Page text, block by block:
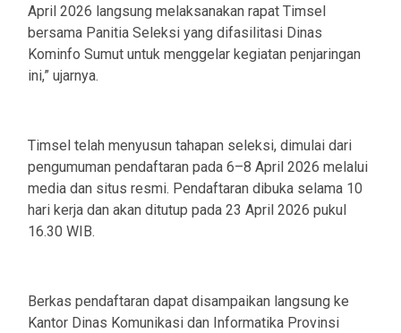
April 2026 langsung melaksanakan rapat Timsel
bersama Panitia Seleksi yang difasilitasi Dinas
Kominfo Sumut untuk menggelar kegiatan penjaringan
ini,” ujarnya.
Timsel telah menyusun tahapan seleksi, dimulai dari
pengumuman pendaftaran pada 6–8 April 2026 melalui
media dan situs resmi. Pendaftaran dibuka selama 10
hari kerja dan akan ditutup pada 23 April 2026 pukul
16.30 WIB.
Berkas pendaftaran dapat disampaikan langsung ke
Kantor Dinas Komunikasi dan Informatika Provinsi